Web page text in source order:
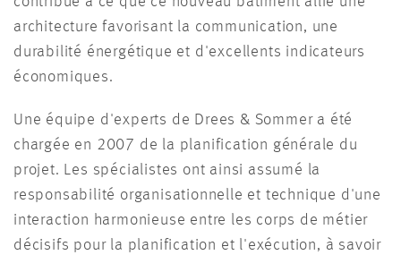
architecture favorisant la communication, une
durabilité énergétique et d'excellents indicateurs
économiques.
Une équipe d'experts de Drees & Sommer a été
chargée en 2007 de la planification générale du
projet. Les spécialistes ont ainsi assumé la
responsabilité organisationnelle et technique d'une
interaction harmonieuse entre les corps de métier
décisifs pour la planification et l'exécution, à savoir